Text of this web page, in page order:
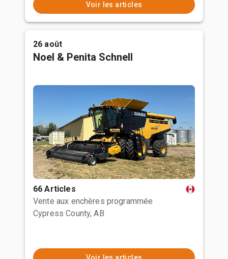
Voir les articles
26 août
Noel & Penita Schnell
66 Articles
Vente aux enchères programmée
Cypress County, AB